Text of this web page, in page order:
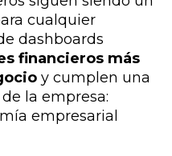
cualquier
dashboards
financieros más
y cumplen una
la empresa:
empresarial